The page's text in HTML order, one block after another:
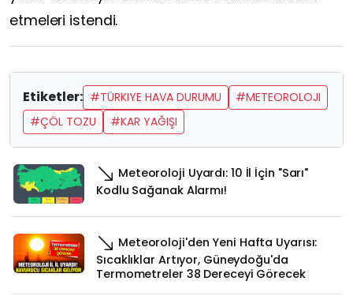
etmeleri istendi.
Etiketler: #TÜRKIYE HAVA DURUMU
#METEOROLOJI
#ÇÖL TOZU
#KAR YAĞIŞI
Meteoroloji Uyardı: 10 İl İçin "Sarı"
Kodlu Sağanak Alarmı!
Meteoroloji'den Yeni Hafta Uyarısı:
Sıcaklıklar Artıyor, Güneydoğu'da
Termometreler 38 Dereceyi Görecek